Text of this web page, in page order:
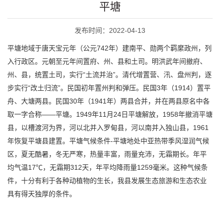
平塘
发布时间：2022-04-13
平塘地域于唐天宝元年（公元742年）建南平、勋两个羁縻政州，列
入行政区。元朝至元年间置府、州、县和土司。明洪武年间撤府、
州、县，统置土司，实行“土流并治”。清代增置营、汛、盘州判，逐
步实行“改土归流”。民国初年置州判和弹压。民国3年（1914）置平
舟、大塘两县。民国30年（1941年）两县合并，并在两县原名中各
取一字合称——平塘。1949年11月24日平塘解放，1958年撤消平塘
县，以槽渡河为界，河以北并入罗甸县，河以南并入独山县，1961
年恢复平塘县建置。平塘气候条件-平塘地处中亚热带季风湿润气候
区，夏无酷暑，冬无严寒，热量丰富，雨量充沛，无霜期长。年平
均气温17℃，无霜期312天，年平均降雨量1259毫米。这种气候条
件，十分有利于各种动植物的生长，我县发展生态旅游和生态农业
具有得天独厚的条件。